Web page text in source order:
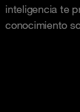
inteligencia te
conocimiento